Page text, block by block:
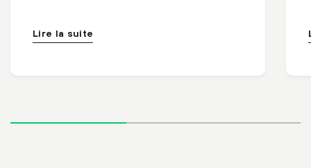
Lire la suite